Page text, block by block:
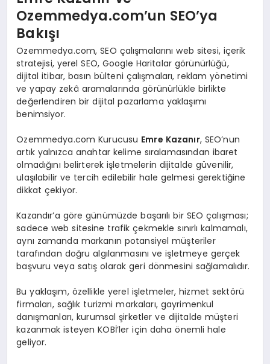
Ozemmedya.com’un SEO’ya
Bakışı
Ozemmedya.com, SEO çalışmalarını web sitesi, içerik
stratejisi, yerel SEO, Google Haritalar görünürlüğü,
dijital itibar, basın bülteni çalışmaları, reklam yönetimi
ve yapay zekâ aramalarında görünürlükle birlikte
değerlendiren bir dijital pazarlama yaklaşımı
benimsiyor.
Ozemmedya.com Kurucusu Emre Kazanır, SEO’nun
artık yalnızca anahtar kelime sıralamasından ibaret
olmadığını belirterek işletmelerin dijitalde güvenilir,
ulaşılabilir ve tercih edilebilir hale gelmesi gerektiğine
dikkat çekiyor.
Kazandır’a göre günümüzde başarılı bir SEO çalışması;
sadece web sitesine trafik çekmekle sınırlı kalmamalı,
aynı zamanda markanın potansiyel müşteriler
tarafından doğru algılanmasını ve işletmeye gerçek
başvuru veya satış olarak geri dönmesini sağlamalıdır.
Bu yaklaşım, özellikle yerel işletmeler, hizmet sektörü
firmaları, sağlık turizmi markaları, gayrimenkul
danışmanları, kurumsal şirketler ve dijitalde müşteri
kazanmak isteyen KOBİ’ler için daha önemli hale
geliyor.